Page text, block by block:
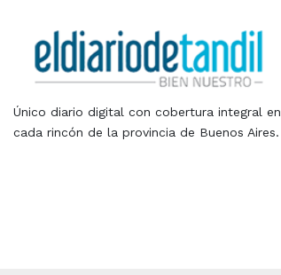
Único diario digital con cobertura integral en
cada rincón de la provincia de Buenos Aires.